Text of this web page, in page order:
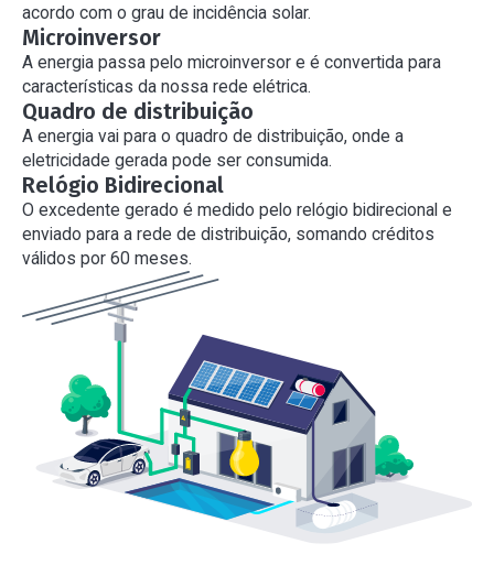
acordo com o grau de incidência solar.
Microinversor
A energia passa pelo microinversor e é convertida para
características da nossa rede elétrica.
Quadro de distribuição
A energia vai para o quadro de distribuição, onde a
eletricidade gerada pode ser consumida.
Relógio Bidirecional
O excedente gerado é medido pelo relógio bidirecional e
enviado para a rede de distribuição, somando créditos
válidos por 60 meses.